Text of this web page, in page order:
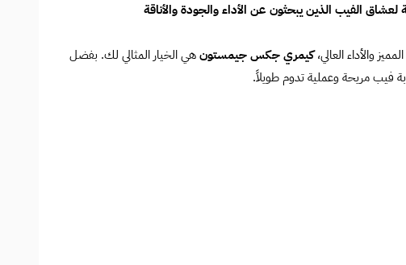
الفيب الذين يبحثون عن الأداء والجودة والأناقة
والأداء العالي،كيمري جكس جيمستونهي الخيار المثالي لك. بفضل
فيب مريحة وعملية تدوم طويلاً.